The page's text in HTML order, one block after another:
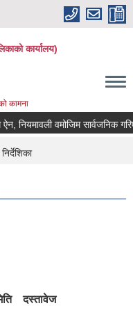
कार्यालय)
कामना
नियमावली वमोजिम सार्वजनिक
दस्तावेज